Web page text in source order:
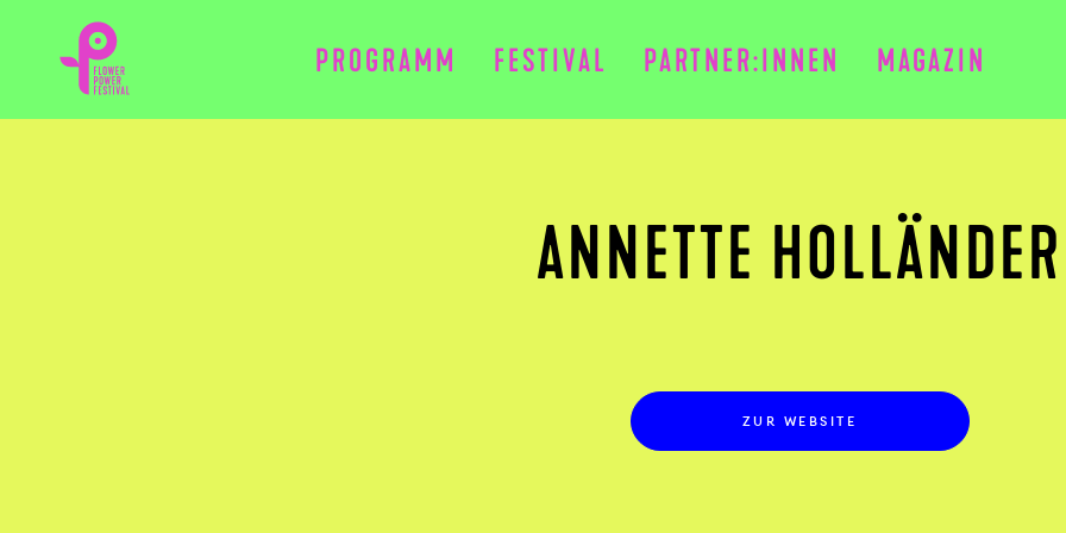
PROGRAMM FESTIVAL PARTNER:INNEN MAGAZIN
ANNETTE HOLLÄNDER
ZUR WEBSITE